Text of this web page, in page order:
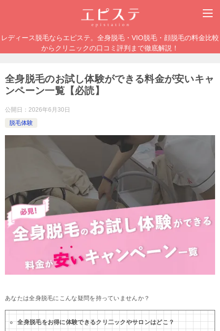
レディース脱毛ならエピステ。全身脱毛・VIO脱毛・顔脱毛の料金比較
からクリニックの口コミ評判まで徹底解説！
全身脱毛のお試し体験ができる料金が安いキャ
ンペーン一覧【必読】
公開日： 2026年6月30日
脱毛体験
あなたは全身脱毛にこんな疑問を持っていませんか？
全身脱毛をお得に体験できるクリ二ックやサロンはどこ？